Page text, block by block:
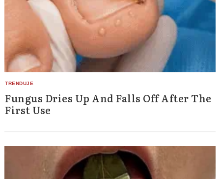
Fungus Dries Up And Falls Off After The
First Use